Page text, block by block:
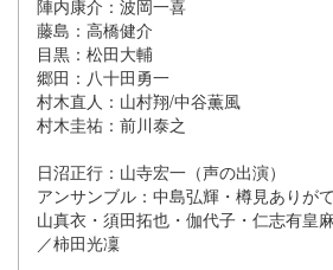
陣内康介：波岡一喜
藤島：高橋健介
目黒：松田大輔
郷田：八十田勇一
村木直人：山村翔/中谷薫風
村木圭祐：前川泰之
日沼正行：山寺宏一（声の出演）
アンサンブル：中島弘輝・樽見ありが
山真衣・須田拓也・伽代子・仁志有皇
／柿田光凜